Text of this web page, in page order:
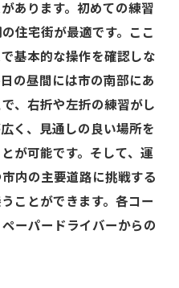
あります。初めての練習
住宅街が最適です。ここ
基本的な操作を確認しな
の昼間には市の南部にあ
、右折や左折の練習がし
く、見通しの良い場所を
が可能です。そして、運
内の主要道路に挑戦する
ことができます。各コー
ーパードライバーからの